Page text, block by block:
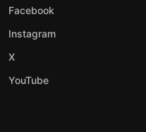
Facebook
Instagram
X
YouTube